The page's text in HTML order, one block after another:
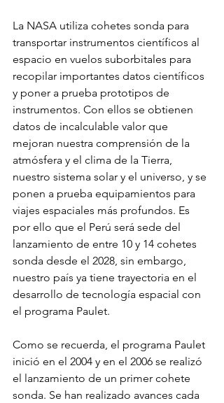
La NASA utiliza cohetes sonda para
transportar instrumentos científicos al
espacio en vuelos suborbitales para
recopilar importantes datos científicos
y poner a prueba prototipos de
instrumentos. Con ellos se obtienen
datos de incalculable valor que
mejoran nuestra comprensión de la
atmósfera y el clima de la Tierra,
nuestro sistema solar y el universo, y se
ponen a prueba equipamientos para
viajes espaciales más profundos. Es
por ello que el Perú será sede del
lanzamiento de entre 10 y 14 cohetes
sonda desde el 2028, sin embargo,
nuestro país ya tiene trayectoria en el
desarrollo de tecnología espacial con
el programa Paulet.
Como se recuerda, el programa Paulet
inició en el 2004 y en el 2006 se realizó
el lanzamiento de un primer cohete
sonda. Se han realizado avances cada